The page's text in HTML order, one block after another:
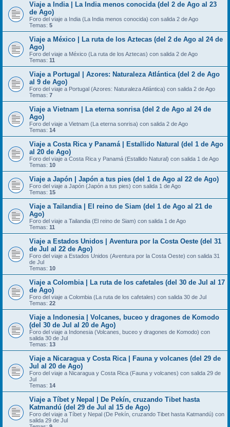
Viaje a India | La India menos conocida (del 2 de Ago al 23
de Ago)
Foro del viaje a India (La India menos conocida) con salida 2 de Ago
Temas: 5
Viaje a México | La ruta de los Aztecas (del 2 de Ago al 24 de
Ago)
Foro del viaje a México (La ruta de los Aztecas) con salida 2 de Ago
Temas: 11
Viaje a Portugal | Azores: Naturaleza Atlántica (del 2 de Ago
al 9 de Ago)
Foro del viaje a Portugal (Azores: Naturaleza Atlántica) con salida 2 de Ago
Temas: 7
Viaje a Vietnam | La eterna sonrisa (del 2 de Ago al 24 de
Ago)
Foro del viaje a Vietnam (La eterna sonrisa) con salida 2 de Ago
Temas: 14
Viaje a Costa Rica y Panamá | Estallido Natural (del 1 de Ago
al 20 de Ago)
Foro del viaje a Costa Rica y Panamá (Estallido Natural) con salida 1 de Ago
Temas: 10
Viaje a Japón | Japón a tus pies (del 1 de Ago al 22 de Ago)
Foro del viaje a Japón (Japón a tus pies) con salida 1 de Ago
Temas: 15
Viaje a Tailandia | El reino de Siam (del 1 de Ago al 21 de
Ago)
Foro del viaje a Tailandia (El reino de Siam) con salida 1 de Ago
Temas: 11
Viaje a Estados Unidos | Aventura por la Costa Oeste (del 31
de Jul al 22 de Ago)
Foro del viaje a Estados Unidos (Aventura por la Costa Oeste) con salida 31
de Jul
Temas: 10
Viaje a Colombia | La ruta de los cafetales (del 30 de Jul al 17
de Ago)
Foro del viaje a Colombia (La ruta de los cafetales) con salida 30 de Jul
Temas: 22
Viaje a Indonesia | Volcanes, buceo y dragones de Komodo
(del 30 de Jul al 20 de Ago)
Foro del viaje a Indonesia (Volcanes, buceo y dragones de Komodo) con
salida 30 de Jul
Temas: 13
Viaje a Nicaragua y Costa Rica | Fauna y volcanes (del 29 de
Jul al 20 de Ago)
Foro del viaje a Nicaragua y Costa Rica (Fauna y volcanes) con salida 29 de
Jul
Temas: 14
Viaje a Tíbet y Nepal | De Pekín, cruzando Tibet hasta
Katmandú (del 29 de Jul al 15 de Ago)
Foro del viaje a Tíbet y Nepal (De Pekín, cruzando Tibet hasta Katmandú) con
salida 29 de Jul